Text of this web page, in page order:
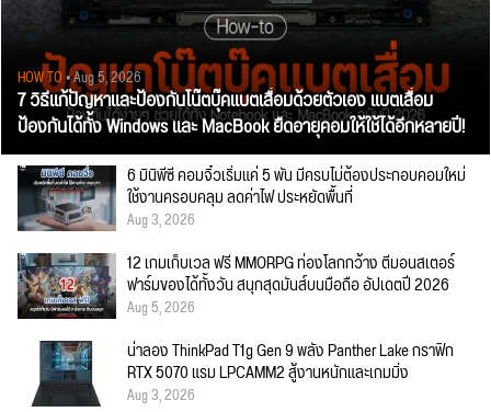
HOW TO• Aug 5, 2026
7 วิธีแก้ปัญหาและป้องกันโน๊ตบุ๊คแบตเสื่อมด้วยตัวเอง แบตเสื่อม
ป้องกันได้ทั้ง Windows และ MacBook ยืดอายุคอมให้ใช้ได้อีกหลายปี!
6 มินิพีซี คอมจิ๋วเริ่มแค่ 5 พัน มีครบไม่ต้องประกอบคอมใหม่
ใช้งานครอบคลุม ลดค่าไฟ ประหยัดพื้นที่
Aug 3, 2026
12 เกมเก็บเวล ฟรี MMORPG ท่องโลกกว้าง ตีมอนสเตอร์
ฟาร์มของได้ทั้งวัน สนุกสุดมันส์บนมือถือ อัปเดตปี 2026
Aug 5, 2026
น่าลอง ThinkPad T1g Gen 9 พลัง Panther Lake กราฟิก
RTX 5070 แรม LPCAMM2 สู้งานหนักและเกมมิ่ง
Aug 3, 2026